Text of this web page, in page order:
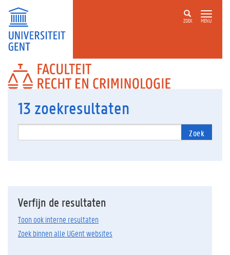
ZOEK MENU
FACULTEIT
RECHT
EN
13 zoekresultaten
Zoek
Verfijn de resultaten
Toon ook interne resultaten
Zoek binnen alle UGent websites